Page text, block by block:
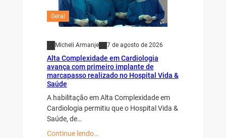
Geral
Micheli Armanje 7 de agosto de 2026
Alta Complexidade em Cardiologia
avança com primeiro implante de
marcapasso realizado no Hospital Vida &
Saúde
A habilitação em Alta Complexidade em
Cardiologia permitiu que o Hospital Vida &
Saúde, de…
Continue lendo…